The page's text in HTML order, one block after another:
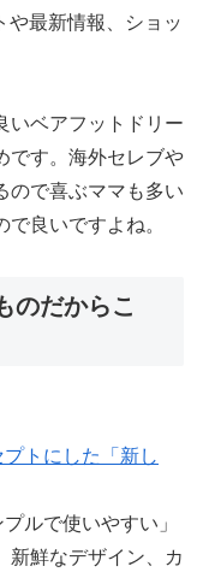
最新情報、ショッ
いベアフットドリー
です。海外セレブや
ので喜ぶママも多い
良いですよね。
のだからこ
トにした「新し
ルで使いやすい」
新鮮なデザイン、カ